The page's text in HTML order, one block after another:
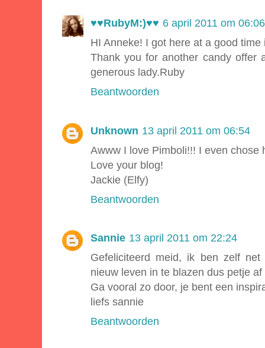
♥♥RubyM:)♥♥ 6 april 2011 om 06:06
HI Anneke! I got here at a good time
Thank you for another candy offer
generous lady.Ruby
Beantwoorden
Unknown 13 april 2011 om 06:54
Awww I love Pimboli!!! I even
Love your blog!
Jackie (Elfy)
Beantwoorden
Sannie 13 april 2011 om 22:24
Gefeliciteerd meid, ik ben zelf
nieuw leven in te blazen dus petje
Ga vooral zo door, je bent een
liefs sannie
Beantwoorden